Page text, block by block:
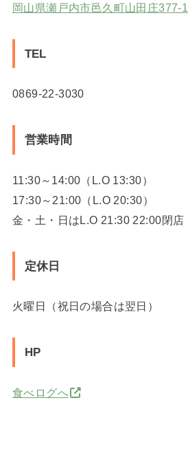
岡山県瀬戸内市邑久町山田庄377-1
TEL
0869-22-3030
営業時間
11:30～14:00（L.O 13:30）
17:30～21:00（L.O 20:30）
金・土・日はL.O 21:30 22:00閉店
定休日
火曜日（祝日の場合は翌日）
HP
食べログへ